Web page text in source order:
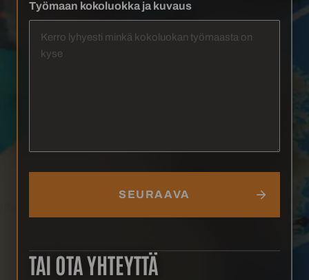
Työmaan kokoluokka ja kuvaus
TAI OTA YHTEYTTÄ